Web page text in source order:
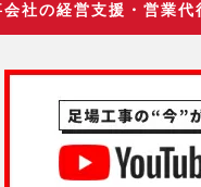
社の経営支援・営業